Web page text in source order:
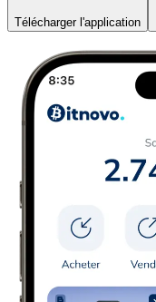
Télécharger l'application